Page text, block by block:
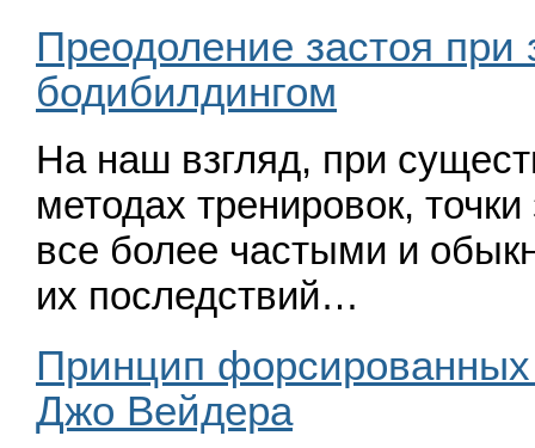
Преодоление застоя при
бодибилдингом
На наш взгляд, при
методах тренировок,
все более частыми и
их последствий…
Принцип
Джо Вейдера